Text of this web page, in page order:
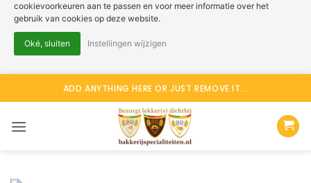
naar
ADD ANYTHING HERE OR JUST REMOVE IT...
cookievoorkeuren aan te passen en voor meer informatie over het
gebruik van cookies op deze website.
Oké, sluiten Instellingen wijzigen